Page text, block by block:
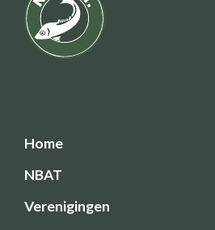
Home
NBAT
Verenigingen